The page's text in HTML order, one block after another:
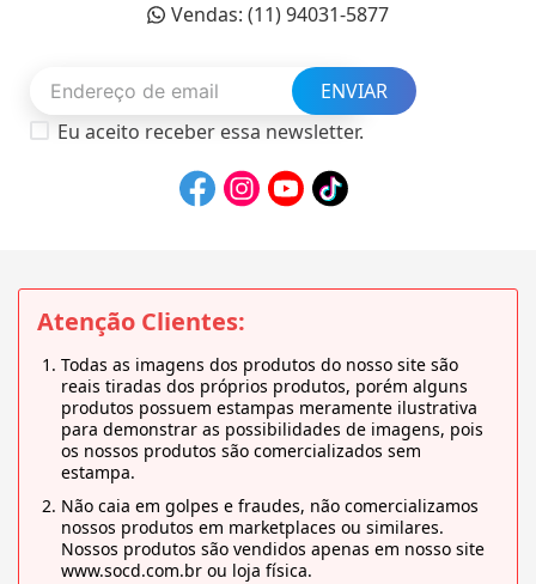
Vendas: (11) 94031-5877
ENVIAR
Eu aceito receber essa newsletter.
Atenção Clientes:
Todas as imagens dos produtos do nosso site são
reais tiradas dos próprios produtos, porém alguns
produtos possuem estampas meramente ilustrativa
para demonstrar as possibilidades de imagens, pois
os nossos produtos são comercializados sem
estampa.
Não caia em golpes e fraudes, não comercializamos
nossos produtos em marketplaces ou similares.
Nossos produtos são vendidos apenas em nosso site
www.socd.com.br ou loja física.